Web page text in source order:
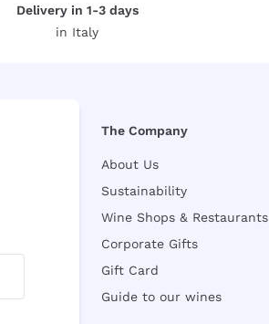
Delivery in 1-3 days
in Italy
The Company
About Us
Sustainability
Wine Shops & Restaurants
Corporate Gifts
Gift Card
Guide to our wines